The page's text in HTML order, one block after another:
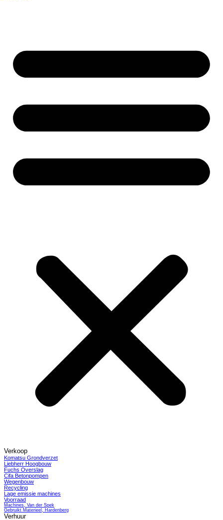
Verkoop
Komatsu Grondverzet
Liebherr Hoogbouw
Fuchs Overslag
Cifa Betonpompen
Wegenbouw
Recycling
Lage emissie machines
Voorraad
Machines, Van der Spek
Gebruikt Materieel, Hardenberg
Verhuur